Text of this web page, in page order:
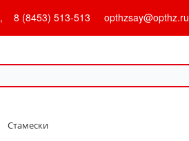
8 (8453) 513-513 opthzsay@opthz.ru
Стамески